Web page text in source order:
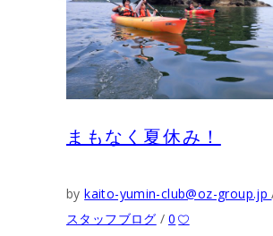
まもなく夏休み！
bykaito-yumin-club@oz-group.jp
スタッフブログ
0